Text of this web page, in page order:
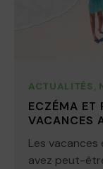
ACTUALITÉS,
ECZÉMA ET
VACANCES
Les
avez peut-